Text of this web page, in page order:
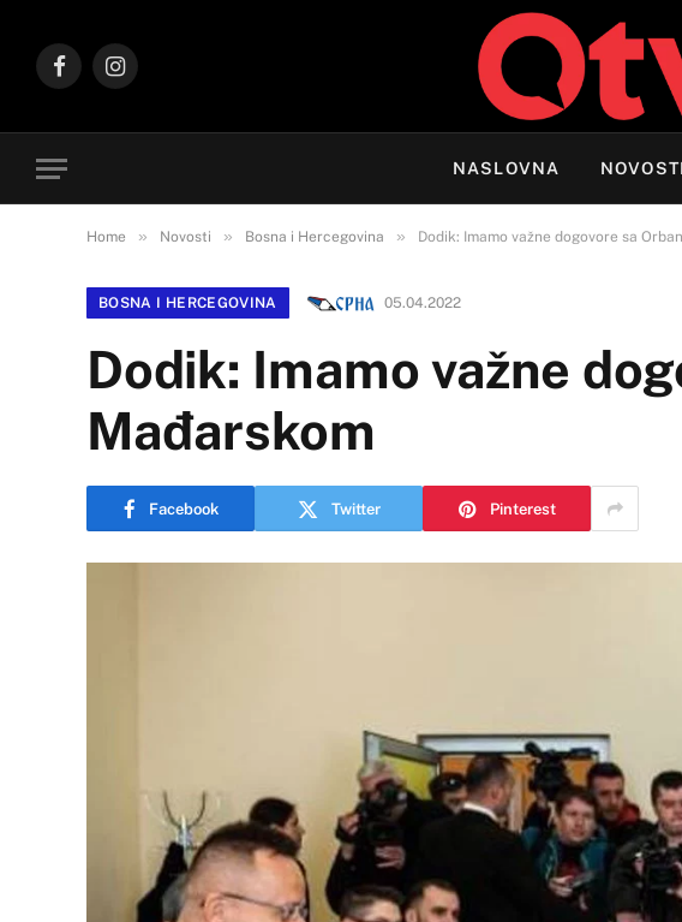
FacebookInstagram
NASLOVNA NOVOSTI
Home » Novosti » Bosna i Hercegovina » Dodik: Imamo važne dogovore sa
BOSNA I HERCEGOVINA 05.04.2022
Dodik: Imamo važne
Mađarskom
Facebook Twitter Pinterest